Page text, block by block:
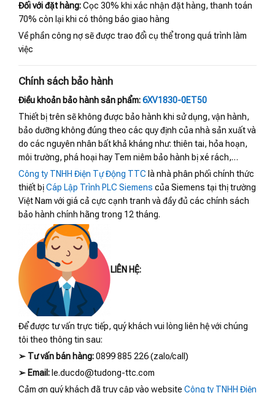
Đối với đặt hàng:Cọc 30% khi xác nhận đặt hàng, thanh toán
70% còn lại khi có thông báo giao hàng
Về phần công nợ sẽ được trao đổi cụ thể trong quá trình làm
việc
Chính sách bảo hành
Điều khoản bảo hành sản phẩm:6XV1830-0ET50
Thiết bị trên sẽ không được bảo hành khi sử dụng, vận hành,
bảo dưỡng không đúng theo các quy định của nhà sản xuất và
do các nguyên nhân bất khả kháng như: thiên tai, hỏa hoạn,
môi trường, phá hoại hay Tem niêm bảo hành bị xé rách,…
Công ty TNHH Điện Tự Động TTC là nhà phân phối chính thức
thiết bịCáp Lập Trình PLC Siemens của Siemens tại thị trường
Việt Nam với giá cả cực cạnh tranh và đầy đủ các chính sách
bảo hành chính hãng trong 12 tháng.
LIÊN HỆ:
Để được tư vấn trực tiếp, quý khách vui lòng liên hệ với chúng
tôi theo thông tin sau:
➢ Tư vấn bán hàng:0899 885 226 (zalo/call)
➢Email:le.ducdo@tudong-ttc.com
Cảm ơn quý khách đã truy cập vào website Công ty TNHH Điện